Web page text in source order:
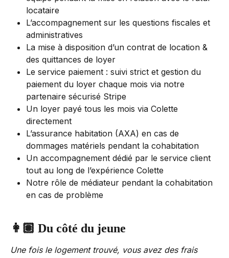
locataire
L’accompagnement sur les questions fiscales et
administratives
La mise à disposition d’un contrat de location &
des quittances de loyer
Le service paiement : suivi strict et gestion du
paiement du loyer chaque mois via notre
partenaire sécurisé Stripe
Un loyer payé tous les mois via Colette
directement
L’assurance habitation (AXA) en cas de
dommages matériels pendant la cohabitation
Un accompagnement dédié par le service client
tout au long de l’expérience Colette
Notre rôle de médiateur pendant la cohabitation
en cas de problème
👩🏽 Du côté du jeune
Une fois le logement trouvé, vous avez des frais